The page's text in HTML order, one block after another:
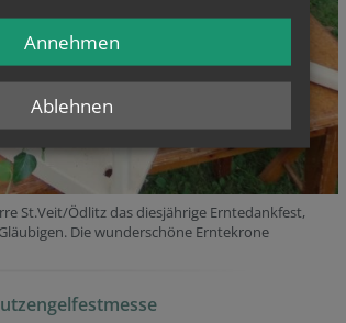
St.Veit/Ödlitz das diesjährige Erntedankfest,
Die wunderschöne Erntekrone
Ablehnen
Annehmen